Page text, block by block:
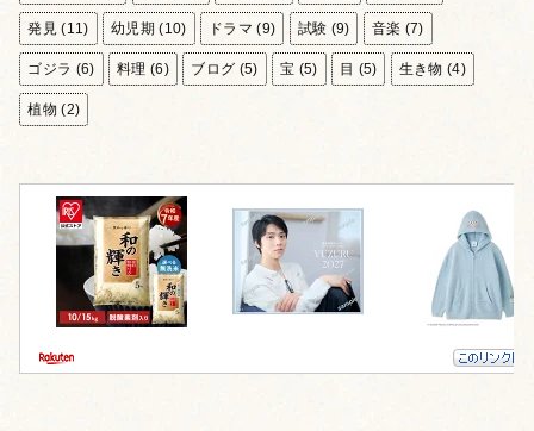
発見 (11) 幼児期 (10) ドラマ (9) 試験 (9) 音楽 (7)
ゴジラ (6) 料理 (6) ブログ (5) 宝 (5) 目 (5) 生き物 (4)
植物 (2)